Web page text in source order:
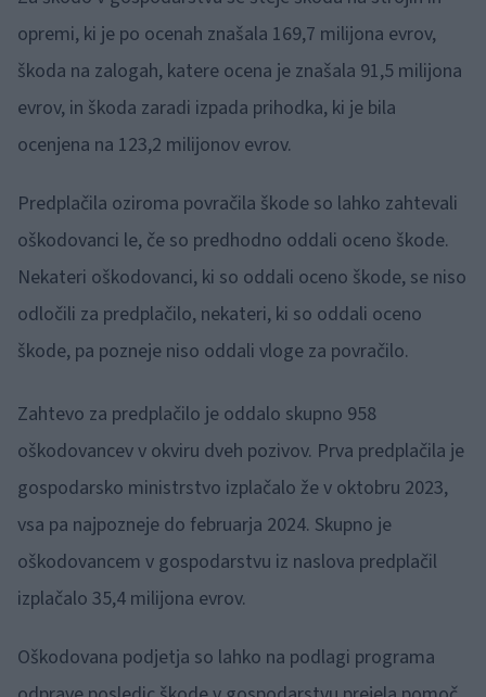
opremi, ki je po ocenah znašala 169,7 milijona evrov,
škoda na zalogah, katere ocena je znašala 91,5 milijona
evrov, in škoda zaradi izpada prihodka, ki je bila
ocenjena na 123,2 milijonov evrov.
Predplačila oziroma povračila škode so lahko zahtevali
oškodovanci le, če so predhodno oddali oceno škode.
Nekateri oškodovanci, ki so oddali oceno škode, se niso
odločili za predplačilo, nekateri, ki so oddali oceno
škode, pa pozneje niso oddali vloge za povračilo.
Zahtevo za predplačilo je oddalo skupno 958
oškodovancev v okviru dveh pozivov. Prva predplačila je
gospodarsko ministrstvo izplačalo že v oktobru 2023,
vsa pa najpozneje do februarja 2024. Skupno je
oškodovancem v gospodarstvu iz naslova predplačil
izplačalo 35,4 milijona evrov.
Oškodovana podjetja so lahko na podlagi programa